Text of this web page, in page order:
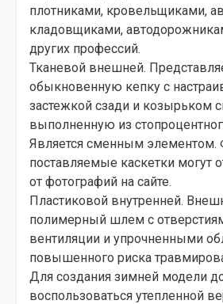
плотниками, кровельщиками,
кладовщиками,
других профессий.
Тканевой внешней.
обыкновенную кепку с
застежкой сзади и козырьком
выполненную из
Является сменным элементом.
поставляемые каскетки могут
от фотографий на сайте.
Пластиковой внутренней.
полимерный шлем с
вентиляции и упрочненными
повышенного риска
Для создания зимней модели
воспользоваться утепленной